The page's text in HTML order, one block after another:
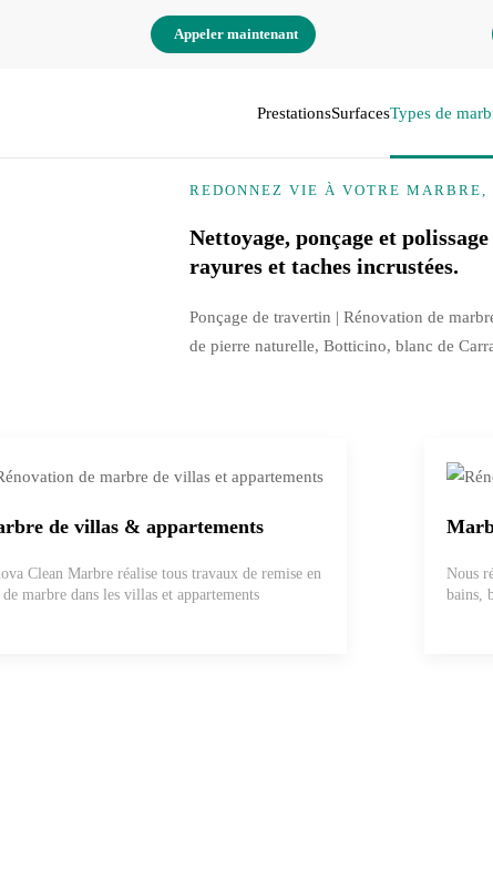
Appeler maintenant
PrestationsSurfacesTypes de
REDONNEZ VIE À VOTRE MARBRE,
Nettoyage, ponçage et
rayures et taches incrustées.
Ponçage de travertin | Rénovation de
de pierre naturelle, Botticino, blanc de
de villas & appartements
Clean Marbre réalise tous travaux de remise en
de marbre dans les villas et appartements
Nous
bains,